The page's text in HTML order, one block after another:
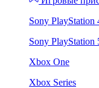
Sony PlayStation
Sony PlayStation
Xbox One
Xbox Series